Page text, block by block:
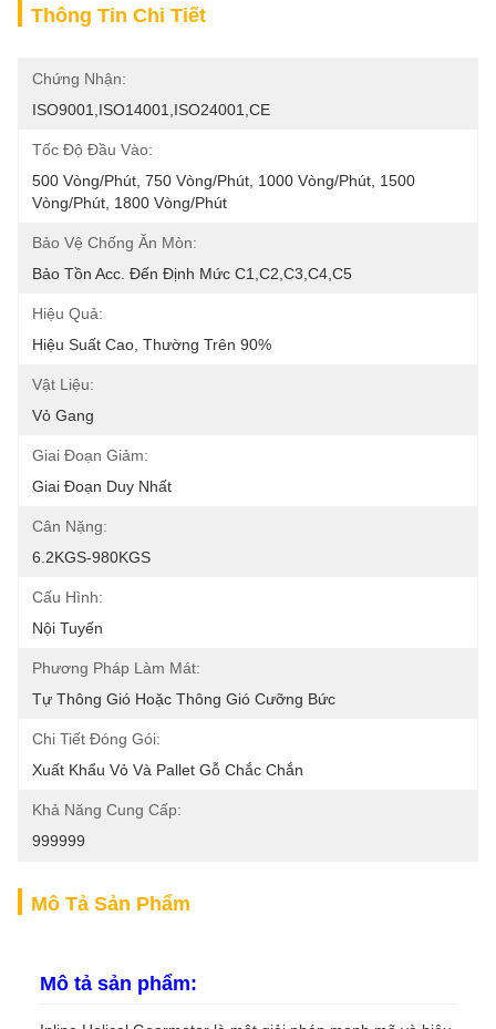
Thông Tin Chi Tiết
Chứng Nhận:
ISO9001,ISO14001,ISO24001,CE
Tốc Độ Đầu Vào:
500 Vòng/phút, 750 Vòng/phút, 1000 Vòng/phút, 1500
Vòng/phút, 1800 Vòng/phút
Bảo Vệ Chống Ăn Mòn:
Bảo Tồn Acc. Đến Định Mức C1,C2,C3,C4,C5
Hiệu Quả:
Hiệu Suất Cao, Thường Trên 90%
Vật Liệu:
Vỏ Gang
Giai Đoạn Giảm:
Giai Đoạn Duy Nhất
Cân Nặng:
6.2KGS-980KGS
Cấu Hình:
Nội Tuyến
Phương Pháp Làm Mát:
Tự Thông Gió Hoặc Thông Gió Cưỡng Bức
Chi Tiết Đóng Gói:
Xuất Khẩu Vỏ Và Pallet Gỗ Chắc Chắn
Khả Năng Cung Cấp:
999999
Mô Tả Sản Phẩm
Mô tả sản phẩm: